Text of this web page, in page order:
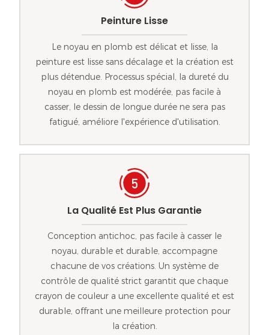
Peinture Lisse
Le noyau en plomb est délicat et lisse, la
peinture est lisse sans décalage et la création est
plus détendue. Processus spécial, la dureté du
noyau en plomb est modérée, pas facile à
casser, le dessin de longue durée ne sera pas
fatigué, améliore l'expérience d'utilisation.
La Qualité Est Plus Garantie
Conception antichoc, pas facile à casser le
noyau, durable et durable, accompagne
chacune de vos créations. Un système de
contrôle de qualité strict garantit que chaque
crayon de couleur a une excellente qualité et est
durable, offrant une meilleure protection pour
la création.